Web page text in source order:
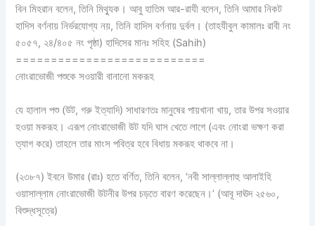
বিন মিহরান বলেন, তিনি মিথ্যুক। আবু হাতিম আর-রাযী বলেন, তিনি আমার নিকট
হাদিস বর্ণনায় নির্ভরযোগ্য নয়, তিনি হাদিস বর্ণনায় দুর্বল। (তাহযীবুল কামালঃ রাবী নং
৫০৫৭, ২৪/৪০৫ নং পৃষ্ঠা) হাদিসের মানঃ সহিহ (Sahih)
===========================
নোংরাভোজী পশুকে সওয়ারী বানানো মকরূহ
যে হালাল পশু (উট, গরু ইত্যাদি) সাধারণতঃ মানুষের পায়খানা খায়, তার উপর সওয়ার
হওয়া মকরূহ। এরূপ নোংরাভোজী উট যদি ঘাস খেতে লাগে (এবং নোংরা ভক্ষণ করা
ত্যাগ করে) তাহলে তার মাংস পবিত্র হবে বিধায় মকরূহ থাকবে না।
(২৩৮৭) ইবনে উমার (রাঃ) হতে বর্ণিত, তিনি বলেন, ‘নবী সাল্লাল্লাহু আলাইহি
ওয়াসাল্লাম নোংরাভোজী উটনীর উপর চড়তে বারণ করেছেন।’ (আবূ দাঊদ ২৫৬০,
বিশুদ্ধসূত্রে)